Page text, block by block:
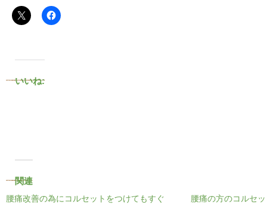
いいね:
関連
腰痛改善の為にコルセットをつけてもすぐ
腰痛の方のコルセ